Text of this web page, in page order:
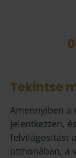
Tekintse
Amennyiben a
jelentkezzen,
felvilágosítást
otthonában, a